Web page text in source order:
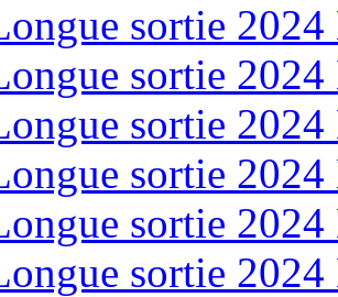
sortie 2024
sortie 2024
sortie 2024
sortie 2024
sortie 2024
sortie 2024